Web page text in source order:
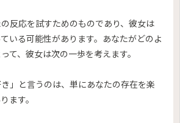
反応を試すためのものであり、彼女は
いる可能性があります。あなたがどのよ
て、彼女は次の一歩を考えます。
」と言うのは、単にあなたの存在を楽
ます。